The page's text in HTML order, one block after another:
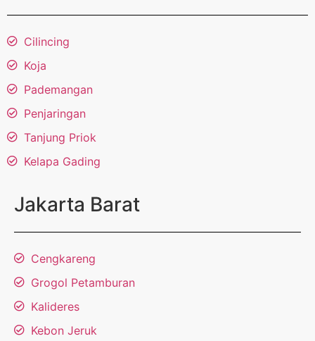
Cilincing
Koja
Pademangan
Penjaringan
Tanjung Priok
Kelapa Gading
Jakarta Barat
Cengkareng
Grogol Petamburan
Kalideres
Kebon Jeruk